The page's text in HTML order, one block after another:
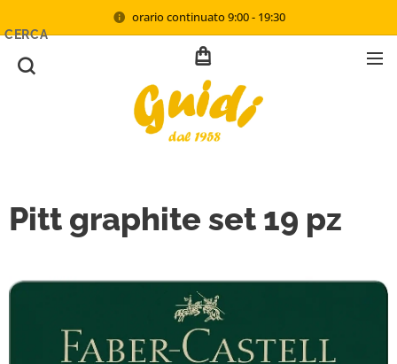
orario continuato 9:00 - 19:30
CERCA
Pitt graphite set 19 pz